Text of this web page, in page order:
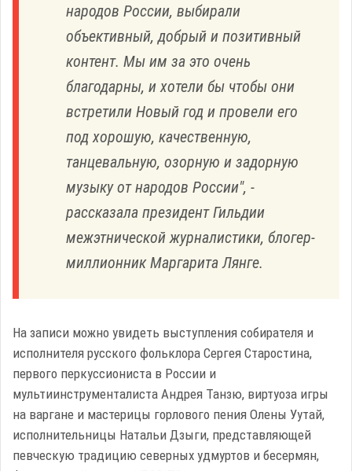
народов России, выбирали
объективный, добрый и позитивный
контент. Мы им за это очень
благодарны, и хотели бы чтобы они
встретили Новый год и провели его
под хорошую, качественную,
танцевальную, озорную и задорную
музыку от народов России", -
рассказала президент Гильдии
межэтнической журналистики, блогер-
миллионник Маргарита Лянге.
На записи можно увидеть выступления собирателя и
исполнителя русского фольклора Сергея Старостина,
первого перкуссиониста в России и
мультиинструменталиста Андрея Танзю, виртуоза игры
на варгане и мастерицы горлового пения Олены Уутай,
исполнительницы Натальи Дзыги, представляющей
певческую традицию северных удмуртов и бесермян,